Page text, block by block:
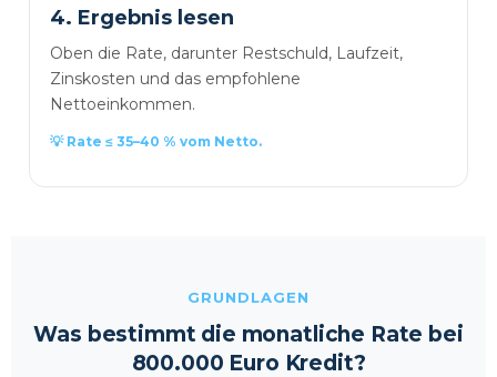
4. Ergebnis lesen
Oben die Rate, darunter Restschuld, Laufzeit,
Zinskosten und das empfohlene
Nettoeinkommen.
💡 Rate ≤ 35–40 % vom Netto.
GRUNDLAGEN
Was bestimmt die monatliche Rate bei
800.000 Euro Kredit?